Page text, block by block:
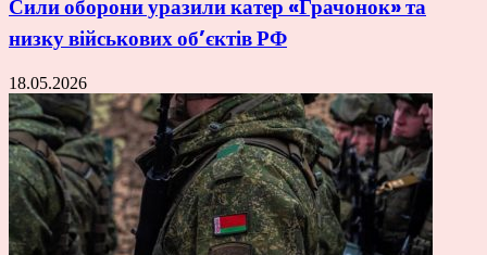
Сили оборони уразили катер «Грачонок» та
низку військових об’єктів РФ
18.05.2026